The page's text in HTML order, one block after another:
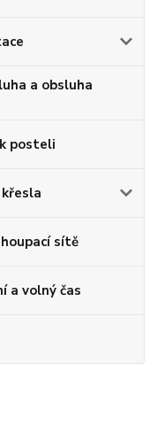
a obsluha
posteli
sítě
a volný čas